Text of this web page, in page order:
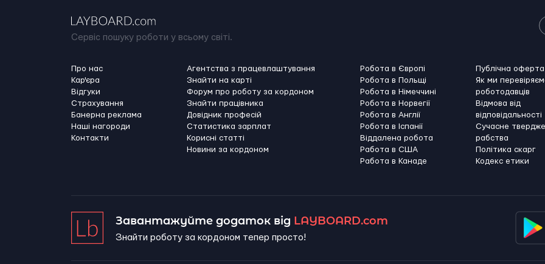
Сервіс пошуку роботи у всьому світі.
Про нас
Кар'єра
Відгуки
Страхування
Банерна реклама
Наші нагороди
Контакти
Агентства з працевлаштування
Знайти на карті
Форум про роботу за кордоном
Знайти працівника
Довідник професій
Статистика зарплат
Корисні статті
Новини за кордоном
Робота в Європі
Робота в Польщі
Робота в Німеччині
Робота в Норвегії
Робота в Англії
Робота в Іспанії
Віддалена робота
Работа в США
Работа в Канадe
Публічна оферта
Як ми
роботодавців
Відмова від
відповідальності
Сучасне
рабства
Політика скарг
Кодекс етики
Завантажуйте додаток від LAYBOARD.com
Знайти роботу за кордоном тепер просто!